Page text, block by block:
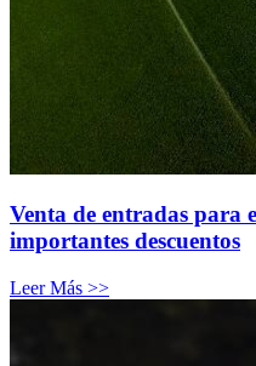
Venta de entradas para
importantes descuentos
Leer Más >>